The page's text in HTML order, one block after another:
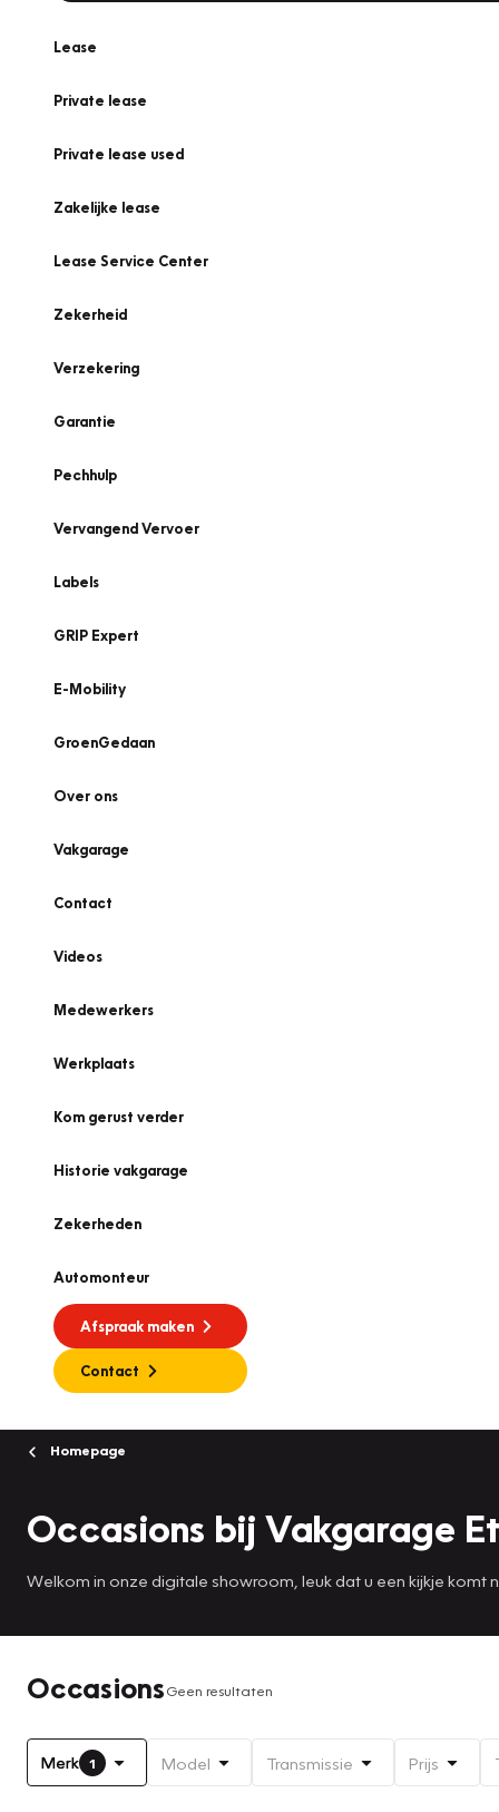
Lease
Private lease
Private lease used
Zakelijke lease
Lease Service Center
Zekerheid
Verzekering
Garantie
Pechhulp
Vervangend Vervoer
Labels
GRIP Expert
E-Mobility
GroenGedaan
Over ons
Vakgarage
Contact
Videos
Medewerkers
Werkplaats
Kom gerust verder
Historie vakgarage
Zekerheden
Automonteur
Afspraak maken
Contact
Homepage
Occasions bij Vakgarage
Welkom in onze digitale showroom, leuk dat u een kijkje komt
OccasionsGeen resultaten
Merk 1 Model Transmissie Prijs